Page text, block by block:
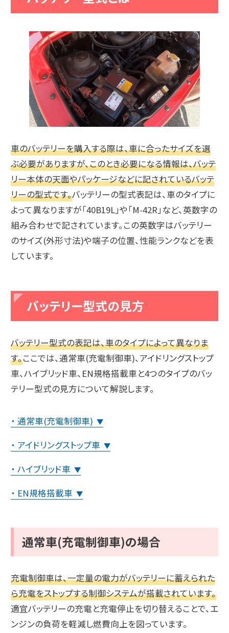
車のバッテリーを購入する際は、車に合ったサイズを選
ぶ必要がありますが、このとき必要になる情報は、バッテ
リー本体の天面やパッケージなどに記されているバッテ
リーの型式です。バッテリーの型式表記は、車のタイプに
よって異なりますが「40B19L」や「M-42R」など、英数字の
組み合わせで記されています。この英数字はバッテリー
のサイズ(外形寸法)や端子の位置、性能ランクなどを表
しています。
バッテリー型式の見方
バッテリー型式の表記は、車のタイプによって異なりま
す。ここでは、通常車(充電制御車)、アイドリングストップ
車、ハイブリッド車、EN規格搭載車と4つのタイプのバッ
テリー型式の見方について解説します。
・ 通常車(充電制御車) ▼
・ アイドリングストップ車 ▼
・ ハイブリッド車 ▼
・ EN規格搭載車 ▼
通常車(充電制御車)の場合
充電制御車は、一定量の電力がバッテリーに蓄えられた
ら充電をストップする制御システムが搭載されています。
適宜バッテリーの充電と充電停止を切り替えることで、エ
ンジンの負荷を軽減し燃費向上を図っています。